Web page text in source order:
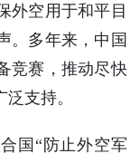
外空用于和平目
。多年来，中国
竞赛，推动尽快
支持。
国“防止外空军